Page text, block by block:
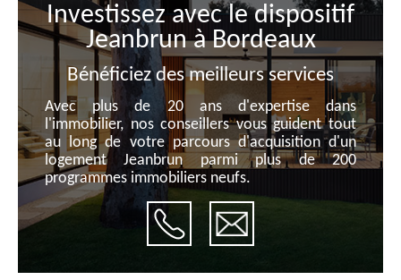
Investissez avec le dispositif
Jeanbrun à Bordeaux
Bénéficiez des meilleurs services
Avec plus de 20 ans d'expertise dans
l'immobilier, nos conseillers vous guident tout
au long de votre parcours d'acquisition d'un
logement Jeanbrun parmi plus de 200
programmes immobiliers neufs.